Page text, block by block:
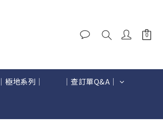
｜極地系列｜ ｜查訂單Q&A｜